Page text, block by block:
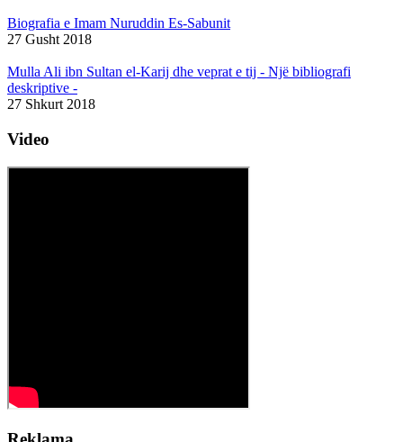
Biografia e Imam Nuruddin Es-Sabunit
27 Gusht 2018
Mulla Ali ibn Sultan el-Karij dhe veprat e tij - Një bibliografi
deskriptive -
27 Shkurt 2018
Video